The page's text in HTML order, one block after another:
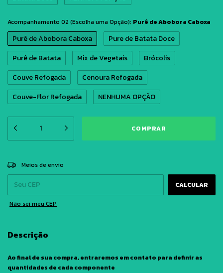
Acompanhamento 02 (Escolha uma Opção): Purê de Abobora Caboxa
Purê de Abobora Caboxa
Pure de Batata Doce
Purê de Batata
Mix de Vegetais
Brócolis
Couve Refogada
Cenoura Refogada
Couve-Flor Refogada
NENHUMA OPÇÃO
Entregas para o CEP:
Meios de envio
CALCULAR
Não sei meu CEP
Descrição
Ao final de sua compra, entraremos em contato para definir as
quantidades de cada componente